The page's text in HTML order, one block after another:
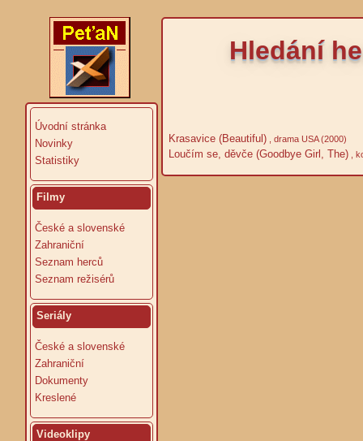
Úvodní stránka
Novinky
Statistiky
Filmy
České a slovenské
Zahraniční
Seznam herců
Seznam režisérů
Seriály
České a slovenské
Zahraniční
Dokumenty
Kreslené
Videoklipy
Hledání
Krasavice (Beautiful) , drama USA (2000)
Loučím se, děvče (Goodbye Girl, The) ,